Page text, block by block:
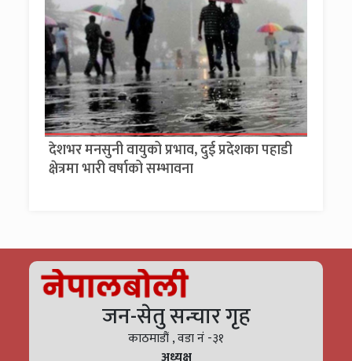
देशभर मनसुनी वायुको प्रभाव, दुई प्रदेशका पहाडी
क्षेत्रमा भारी वर्षाको सम्भावना
जन-सेतु सन्चार गृह
काठमाडौं , वडा नं -३१